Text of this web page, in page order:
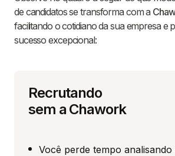
de candidatos se transforma com a
facilitando o cotidiano da sua empresa e
sucesso excepcional:
Recrutando
sem a Chawork
Você perde tempo analisando